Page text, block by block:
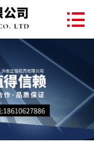
网站首页
关于我们
塑料模具
注塑加工
